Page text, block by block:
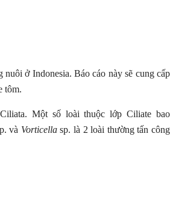
ở Indonesia. Báo cáo này sẽ cung cấp
tôm.
Một số loài thuộc lớp Ciliate bao
và Vorticellasp. là 2 loài thường tấn công